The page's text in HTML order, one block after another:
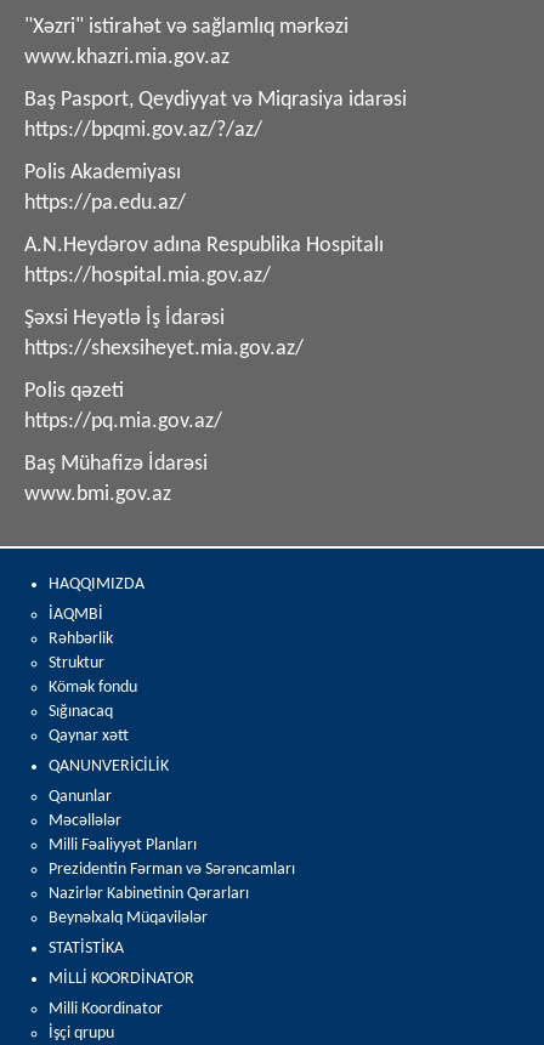
"Xəzri" istirahət və sağlamlıq mərkəzi
www.khazri.mia.gov.az
Baş Pasport, Qeydiyyat və Miqrasiya idarəsi
https://bpqmi.gov.az/?/az/
Polis Akademiyası
https://pa.edu.az/
A.N.Heydərov adına Respublika Hospitalı
https://hospital.mia.gov.az/
Şəxsi Heyətlə İş İdarəsi
https://shexsiheyet.mia.gov.az/
Polis qəzeti
https://pq.mia.gov.az/
Baş Mühafizə İdarəsi
www.bmi.gov.az
HAQQIMIZDA
İAQMBİ
Rəhbərlik
Struktur
Kömək fondu
Sığınacaq
Qaynar xətt
QANUNVERİCİLİK
Qanunlar
Məcəllələr
Milli Fəaliyyət Planları
Prezidentin Fərman və Sərəncamları
Nazirlər Kabinetinin Qərarları
Beynəlxalq Müqavilələr
STATİSTİKA
MİLLİ KOORDİNATOR
Milli Koordinator
İşçi qrupu